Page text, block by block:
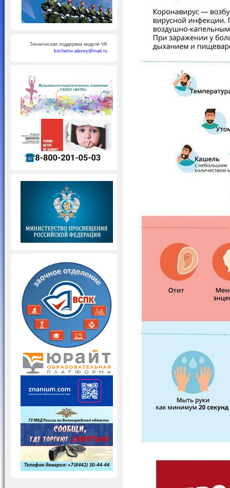
Техническая поддержка модуля VK
kochetov.alexey@mail.ru